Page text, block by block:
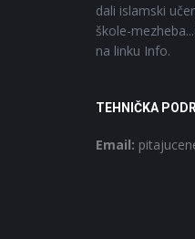
dali islamski
škole-
na linku Info.
TEHNIČKA
Email: